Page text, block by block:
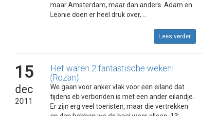
maar Amsterdam, maar dan anders. Adam en
Leonie doen er heel druk over, ...
Lees verder
15
dec
2011
Het waren 2 fantastische weken!
(Rozan)
We gaan voor anker vlak voor een eiland dat
tijdens eb verbonden is met een ander eilandje.
Er zijn erg veel toeristen, maar die vertrekken